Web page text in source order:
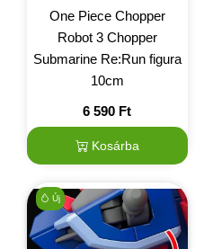
One Piece Chopper
Robot 3 Chopper
Submarine Re:Run figura
10cm
6 590 Ft
Kosárba
Új